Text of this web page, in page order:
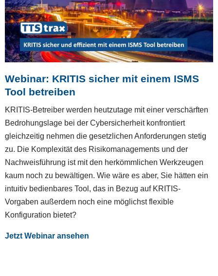
Webinar: KRITIS sicher mit einem ISMS
Tool betreiben
KRITIS-Betreiber werden heutzutage mit einer verschärften
Bedrohungslage bei der Cybersicherheit konfrontiert
gleichzeitig nehmen die gesetzlichen Anforderungen stetig
zu. Die Komplexität des Risikomanagements und der
Nachweisführung ist mit den herkömmlichen Werkzeugen
kaum noch zu bewältigen. Wie wäre es aber, Sie hätten ein
intuitiv bedienbares Tool, das in Bezug auf KRITIS-
Vorgaben außerdem noch eine möglichst flexible
Konfiguration bietet?
Jetzt Webinar ansehen